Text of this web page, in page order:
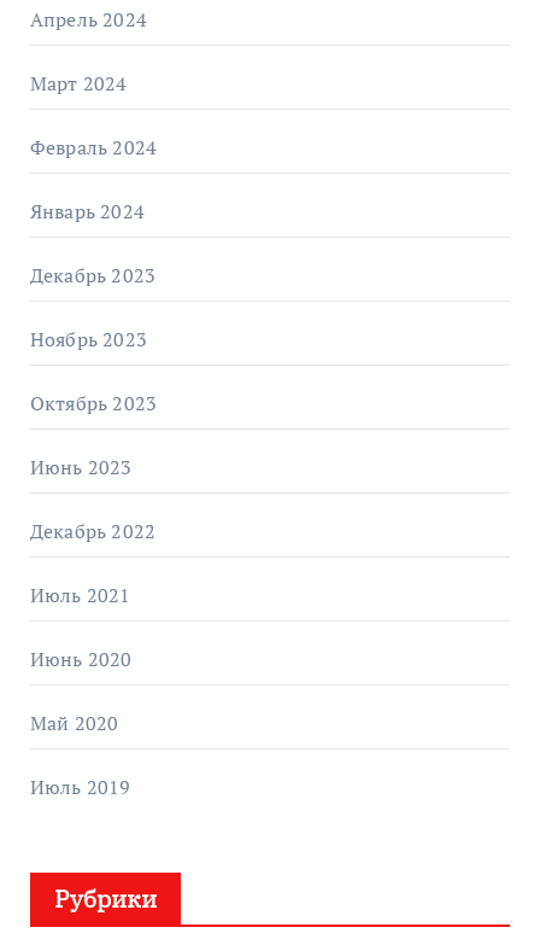
Апрель 2024
Март 2024
Февраль 2024
Январь 2024
Декабрь 2023
Ноябрь 2023
Октябрь 2023
Июнь 2023
Декабрь 2022
Июль 2021
Июнь 2020
Май 2020
Июль 2019
Рубрики